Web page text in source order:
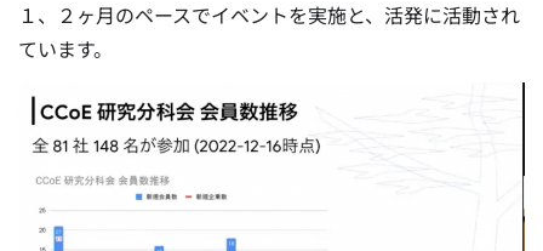
１、２ヶ月のペースでイベントを実施と、活発に活動され
ています。